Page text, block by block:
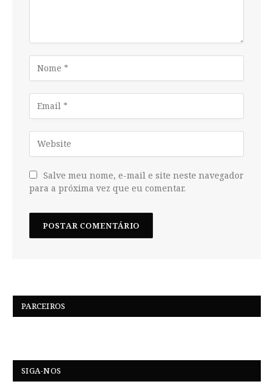
Salve meu nome, e-mail e site neste navegador
para a próxima vez que eu comentar.
PARCEIROS
SIGA-NOS